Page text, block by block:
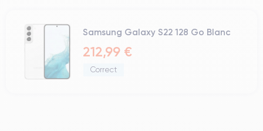
Samsung Galaxy S22 128 Go Blanc
212,99 €
Correct